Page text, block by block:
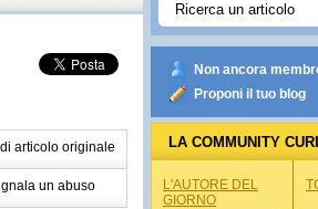
articolo originale
un abuso
Non ancora
Proponi il tuo blog
LA COMMUNITY
L'AUTORE DEL
GIORNO